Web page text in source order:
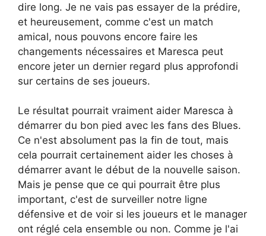
dire long. Je ne vais pas essayer de la prédire,
et heureusement, comme c'est un match
amical, nous pouvons encore faire les
changements nécessaires et Maresca peut
encore jeter un dernier regard plus approfondi
sur certains de ses joueurs.
Le résultat pourrait vraiment aider Maresca à
démarrer du bon pied avec les fans des Blues.
Ce n'est absolument pas la fin de tout, mais
cela pourrait certainement aider les choses à
démarrer avant le début de la nouvelle saison.
Mais je pense que ce qui pourrait être plus
important, c'est de surveiller notre ligne
défensive et de voir si les joueurs et le manager
ont réglé cela ensemble ou non. Comme je l'ai